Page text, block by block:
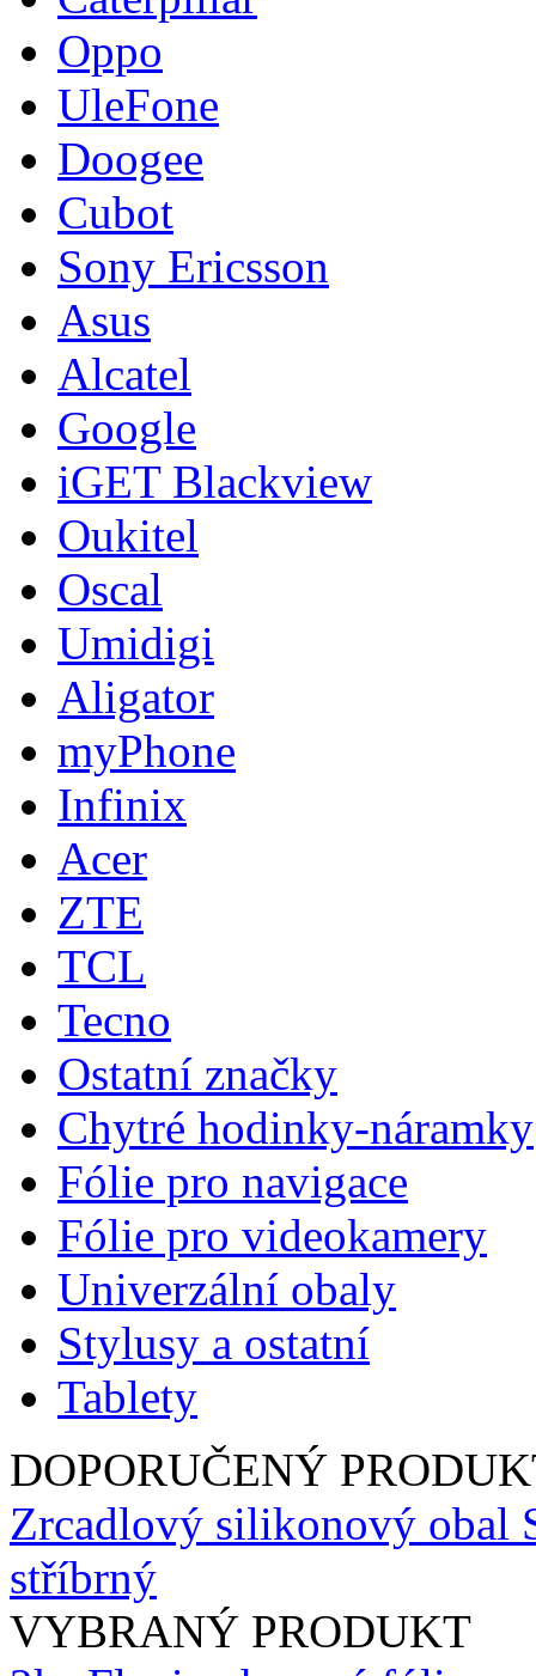
Oppo
UleFone
Doogee
Cubot
Sony Ericsson
Asus
Alcatel
Google
iGET Blackview
Oukitel
Oscal
Umidigi
Aligator
myPhone
Infinix
Acer
ZTE
TCL
Tecno
Ostatní značky
Chytré hodinky-náramky
Fólie pro navigace
Fólie pro videokamery
Univerzální obaly
Stylusy a ostatní
Tablety
DOPORUČENÝ
Zrcadlový silikonový obal
stříbrný
VYBRANÝ PRODUKT